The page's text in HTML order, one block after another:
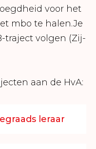
voor het
mbo te halen.Je
traject volgen (Zij-
aan de HvA:
leraar